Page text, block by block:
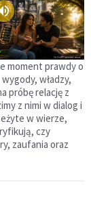
moment prawdy o
władzy,
próbę relację z
z nimi w dialog i
w wierze,
czy
zaufania oraz